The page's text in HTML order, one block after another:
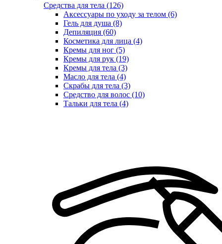
Средства для тела (126)
Аксессуары по уходу за телом (6)
Гель для душа (8)
Депиляция (60)
Косметика для лица (4)
Кремы для ног (5)
Кремы для рук (19)
Кремы для тела (3)
Масло для тела (4)
Скрабы для тела (3)
Средство для волос (10)
Тальки для тела (4)